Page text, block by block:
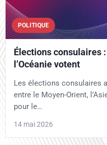
POLITIQUE
Élections consulaires
l’Océanie votent
Les élections consulaires
entre le Moyen-Orient,
pour le…
14 mai 2026